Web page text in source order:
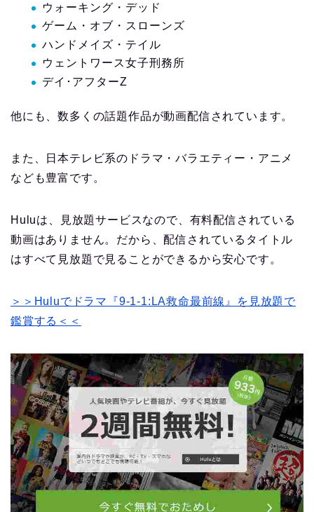
ウォーキング・デッド
ゲーム・オブ・スローンズ
ハンドメイズ・テイル
ウェントワース女子刑務所
デイ･アフターZ
他にも、数多くの話題作品が動画配信されています。
また、日本テレビ系のドラマ・バラエティー・アニメ
なども豊富です。
Huluは、見放題サービスなので、有料配信されている
動画はありません。だから、配信されているタイトル
はすべて見放題で見ることができるから安心です。
＞＞Huluでドラマ『9-1-1:LA救命最前線』を見放題で
鑑賞する＜＜